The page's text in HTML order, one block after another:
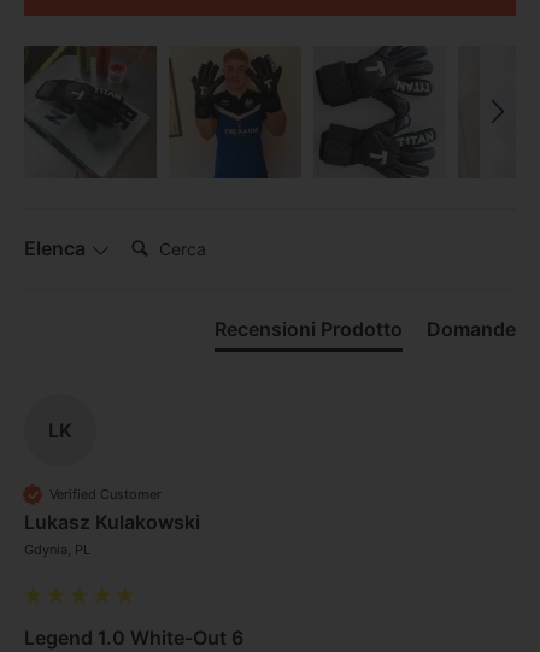
Elenca Cerca:
Recensioni Prodotto Domande
LK
Verified Customer
Lukasz Kulakowski
Gdynia, PL
Legend 1.0 White-Out 6